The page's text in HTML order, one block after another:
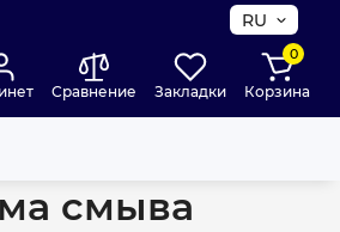
RU
Сравнение Закладки
0
Корзина
смыва